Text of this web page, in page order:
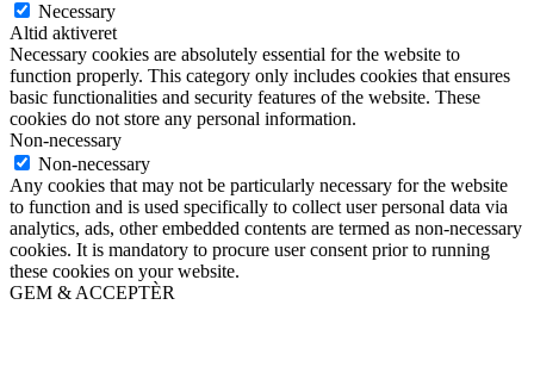
Necessary
Altid aktiveret
Necessary cookies are absolutely essential for the website to
function properly. This category only includes cookies that ensures
basic functionalities and security features of the website. These
cookies do not store any personal information.
Non-necessary
Non-necessary
Any cookies that may not be particularly necessary for the website
to function and is used specifically to collect user personal data via
analytics, ads, other embedded contents are termed as non-necessary
cookies. It is mandatory to procure user consent prior to running
these cookies on your website.
GEM & ACCEPTÈR